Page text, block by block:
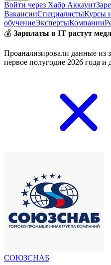
Войти через Хабр Аккаунт
ВакансииСпециалистыКурсы
обучениеЭкспертыКомпании
💰 Зарплаты в IT растут
Проанализировали данные из
первое полугодие 2026 года и
СОЮЗСНАБ